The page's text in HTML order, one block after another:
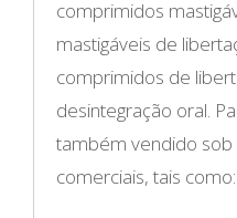
comprimidos
mastigáveis de
comprimidos de
desintegração oral.
também vendido sob
comerciais, tais como: